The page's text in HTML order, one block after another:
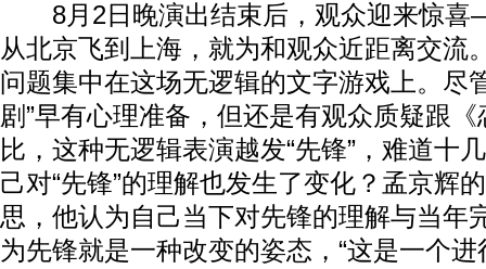
8月2日晚演出结束后，观众迎来惊喜
从北京飞到上海，就为和观众近距离交流
问题集中在这场无逻辑的文字游戏上。尽
剧”早有心理准备，但还是有观众质疑跟
比，这种无逻辑表演越发“先锋”，难道十
己对“先锋”的理解也发生了变化？孟京辉
思，他认为自己当下对先锋的理解与当年
为先锋就是一种改变的姿态，“这是一个进